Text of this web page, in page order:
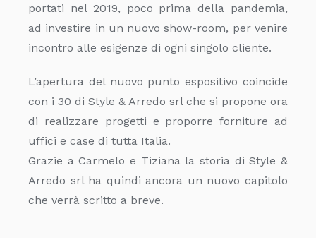
portati nel 2019, poco prima della pandemia,
ad investire in un nuovo show-room, per venire
incontro alle esigenze di ogni singolo cliente.
L’apertura del nuovo punto espositivo coincide
con i 30 di Style & Arredo srl che si propone ora
di realizzare progetti e proporre forniture ad
uffici e case di tutta Italia.
Grazie a Carmelo e Tiziana la storia di Style &
Arredo srl ha quindi ancora un nuovo capitolo
che verrà scritto a breve.